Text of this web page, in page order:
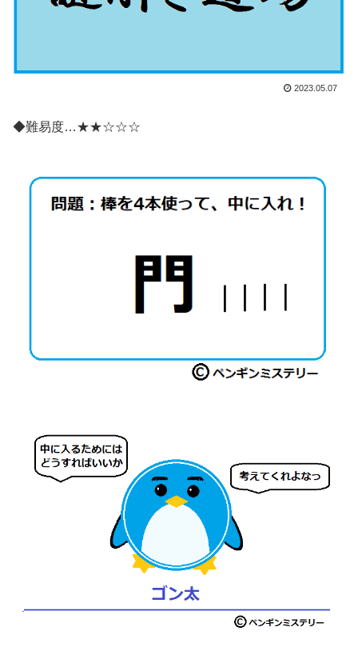
2023.05.07
◆難易度…★★☆☆☆